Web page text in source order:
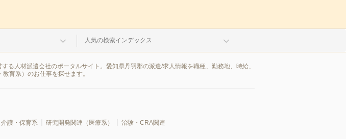
人気の検索インデックス
人材派遣会社のポータルサイト。愛知県丹羽郡の派遣/求人情報を職種、勤務地、時給、
育系）のお仕事を探せます。
護・保育系 研究開発関連（医療系） 治験・CRA関連